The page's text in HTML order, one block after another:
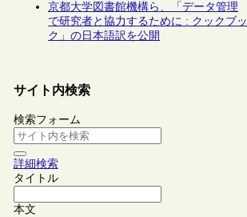
京都大学図書館機構ら、「データ管理
で研究者と協力するために : クックブッ
ク」の日本語訳を公開
サイト内検索
検索フォーム
詳細検索
タイトル
本文